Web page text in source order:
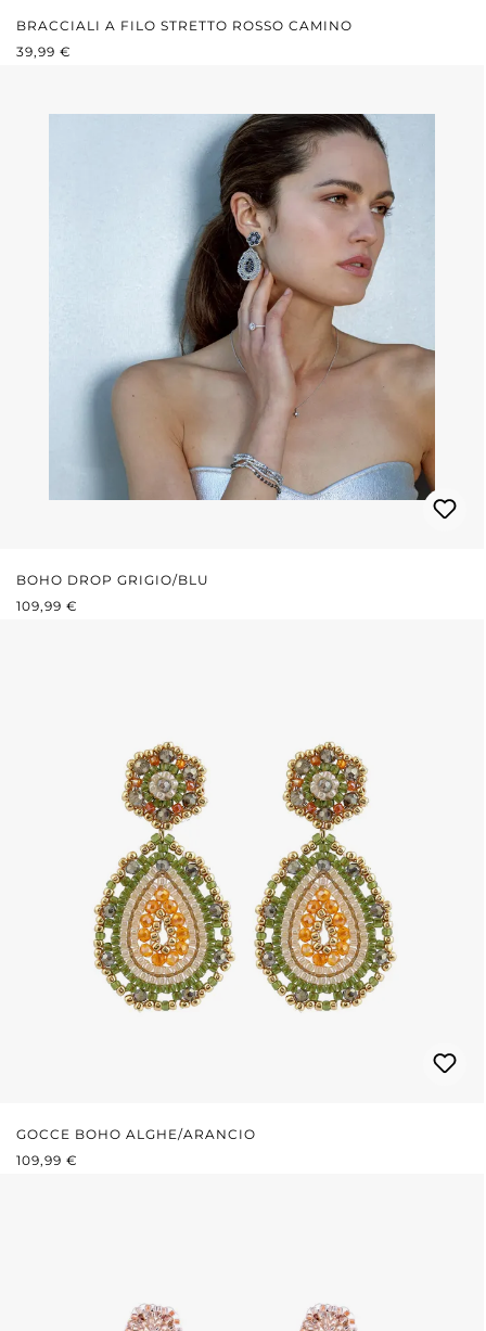
BRACCIALI A FILO STRETTO ROSSO CAMINO
PREZZO NORMALE:
39,99 €
BOHO DROP GRIGIO/BLU
PREZZO NORMALE:
109,99 €
GOCCE BOHO ALGHE/ARANCIO
PREZZO NORMALE:
109,99 €